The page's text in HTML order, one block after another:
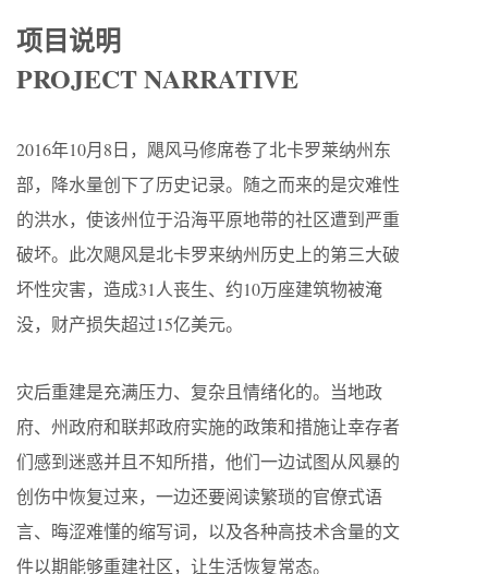
项目说明
PROJECT NARRATIVE
2016年10月8日，飓风马修席卷了北卡罗莱纳州东
部，降水量创下了历史记录。随之而来的是灾难性
的洪水，使该州位于沿海平原地带的社区遭到严重
破坏。此次飓风是北卡罗来纳州历史上的第三大破
坏性灾害，造成31人丧生、约10万座建筑物被淹
没，财产损失超过15亿美元。
灾后重建是充满压力、复杂且情绪化的。当地政
府、州政府和联邦政府实施的政策和措施让幸存者
们感到迷惑并且不知所措，他们一边试图从风暴的
创伤中恢复过来，一边还要阅读繁琐的官僚式语
言、晦涩难懂的缩写词，以及各种高技术含量的文
件以期能够重建社区，让生活恢复常态。